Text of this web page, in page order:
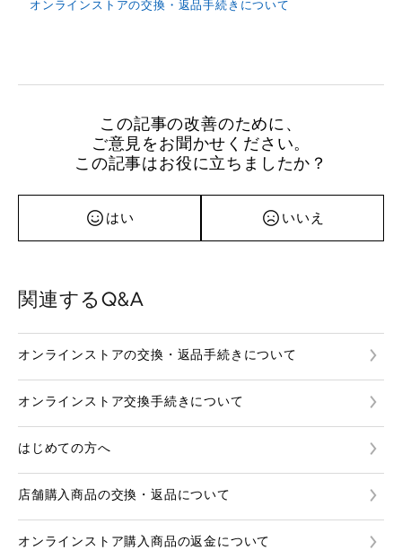
オンラインストアの交換・返品手続きについて
この記事の改善のために、
ご意見をお聞かせください。
この記事はお役に立ちましたか？
はい いいえ
関連するQ&A
オンラインストアの交換・返品手続きについて
オンラインストア交換手続きについて
はじめての方へ
店舗購入商品の交換・返品について
オンラインストア購入商品の返金について